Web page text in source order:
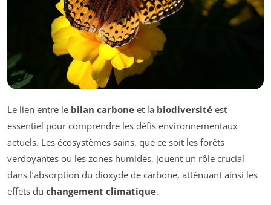
Le lien entre le bilan carbone et la biodiversité est
essentiel pour comprendre les défis environnementaux
actuels. Les écosystèmes sains, que ce soit les forêts
verdoyantes ou les zones humides, jouent un rôle crucial
dans l’absorption du dioxyde de carbone, atténuant ainsi les
effets du changement climatique.